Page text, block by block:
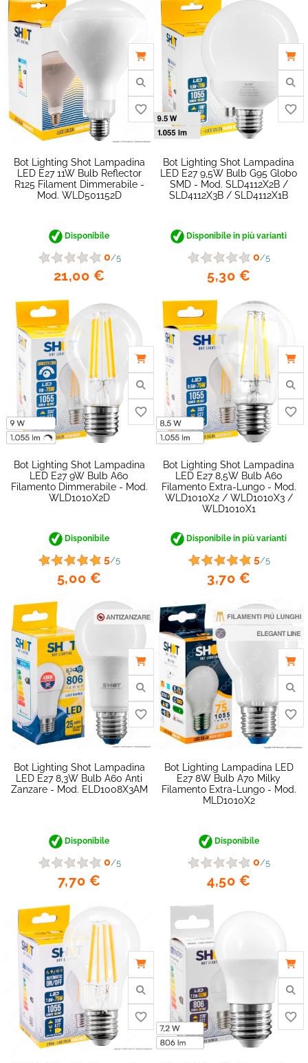
Bot Lighting Shot Lampadina
LED E27 11W Bulb Reflector
R125 Filament Dimmerabile -
Mod. WLD501152D
Disponibile
0/5
21,00 €
Bot Lighting Shot Lampadina
LED E27 9,5W Bulb G95 Globo
SMD - Mod. SLD4112X2B /
SLD4112X3B / SLD4112X1B
Disponibile in più varianti
0/5
5,30 €
Bot Lighting Shot Lampadina
LED E27 9W Bulb A60
Filamento Dimmerabile - Mod.
WLD1010X2D
Disponibile
5/5
5,00 €
Bot Lighting Shot Lampadina
LED E27 8,5W Bulb A60
Filamento Extra-Lungo - Mod.
WLD1010X2 / WLD1010X3 /
WLD1010X1
Disponibile in più varianti
5/5
3,70 €
Bot Lighting Shot Lampadina
LED E27 8,3W Bulb A60 Anti
Zanzare - Mod. ELD1008X3AM
Disponibile
0/5
7,70 €
Bot Lighting Lampadina LED
E27 8W Bulb A70 Milky
Filamento Extra-Lungo - Mod.
MLD1010X2
Disponibile
0/5
4,50 €